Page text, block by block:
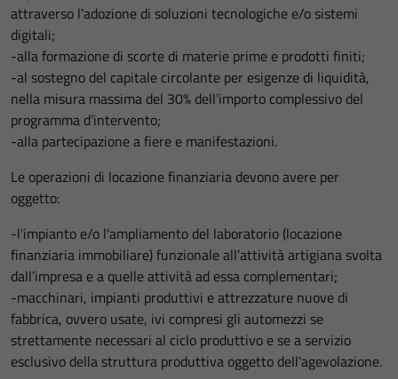
attraverso l'adozione di soluzioni tecnologiche e/o sistemi
digitali;
-alla formazione di scorte di materie prime e prodotti finiti;
-al sostegno del capitale circolante per esigenze di liquidità,
nella misura massima del 30% dell’importo complessivo del
programma d’intervento;
-alla partecipazione a fiere e manifestazioni.
Le operazioni di locazione finanziaria devono avere per
oggetto:
-l'impianto e/o l'ampliamento del laboratorio (locazione
finanziaria immobiliare) funzionale all’attività artigiana svolta
dall’impresa e a quelle attività ad essa complementari;
-macchinari, impianti produttivi e attrezzature nuove di
fabbrica, ovvero usate, ivi compresi gli automezzi se
strettamente necessari al ciclo produttivo e se a servizio
esclusivo della struttura produttiva oggetto dell'agevolazione.